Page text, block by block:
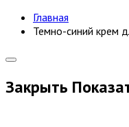
Главная
Темно-синий крем
Закрыть